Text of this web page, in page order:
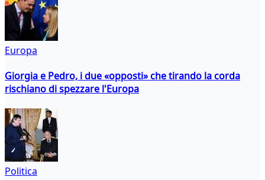
Europa
Giorgia e Pedro, i due «opposti» che tirando la corda
rischiano di spezzare l'Europa
Politica